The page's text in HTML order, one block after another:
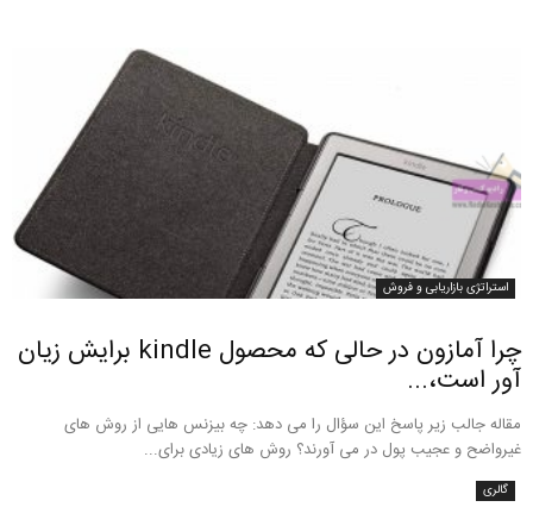
استراتژی بازاریابی و فروش
چرا آمازون در حالی که محصول kindle برایش زیان
آور است،...
مقاله جالب زير پاسخ این سؤال را می دهد: چه بیزنس هایی از روش های
غیرواضح و عجیب پول در می آورند؟ روش های زیادی برای...
گالری